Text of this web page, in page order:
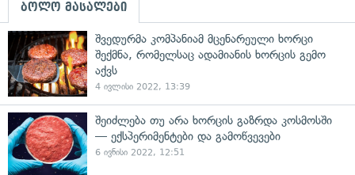
ბოლო მასალები
შვედურმა კომპანიამ მცენარეული ხორცი
შექმნა, რომელსაც ადამიანის ხორცის გემო
აქვს
4 ივლისი 2022, 13:39
შეიძლება თუ არა ხორცის გაზრდა კოსმოსში
— ექსპერიმენტები და გამოწვევები
6 ივნისი 2022, 12:51